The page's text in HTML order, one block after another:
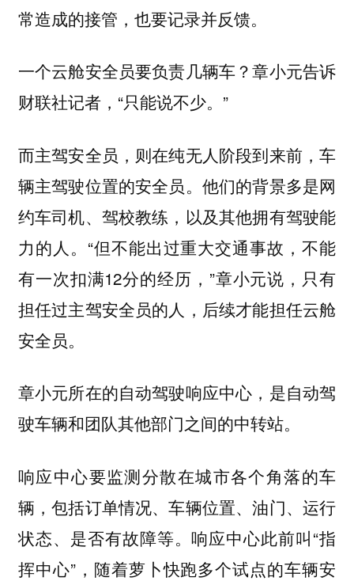
常造成的接管，也要记录并反馈。
一个云舱安全员要负责几辆车？章小元告诉
财联社记者，“只能说不少。”
而主驾安全员，则在纯无人阶段到来前，车
辆主驾驶位置的安全员。他们的背景多是网
约车司机、驾校教练，以及其他拥有驾驶能
力的人。“但不能出过重大交通事故，不能
有一次扣满12分的经历，”章小元说，只有
担任过主驾安全员的人，后续才能担任云舱
安全员。
章小元所在的自动驾驶响应中心，是自动驾
驶车辆和团队其他部门之间的中转站。
响应中心要监测分散在城市各个角落的车
辆，包括订单情况、车辆位置、油门、运行
状态、是否有故障等。响应中心此前叫“指
挥中心”，随着萝卜快跑多个试点的车辆安